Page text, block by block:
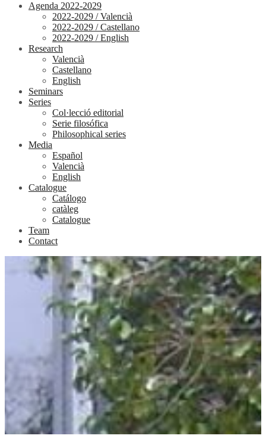
Agenda 2022-2029
2022-2029 / Valencià
2022-2029 / Castellano
2022-2029 / English
Research
Valencià
Castellano
English
Seminars
Series
Col·lecció editorial
Serie filosófica
Philosophical series
Media
Español
Valencià
English
Catalogue
Catálogo
catàleg
Catalogue
Team
Contact